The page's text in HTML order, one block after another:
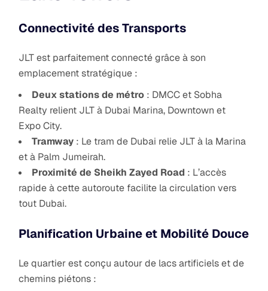
Connectivité des Transports
JLT est parfaitement connecté grâce à son
emplacement stratégique :
Deux stations de métro : DMCC et Sobha
Realty relient JLT à Dubai Marina, Downtown et
Expo City.
Tramway : Le tram de Dubai relie JLT à la Marina
et à Palm Jumeirah.
Proximité de Sheikh Zayed Road : L’accès
rapide à cette autoroute facilite la circulation vers
tout Dubai.
Planification Urbaine et Mobilité Douce
Le quartier est conçu autour de lacs artificiels et de
chemins piétons :